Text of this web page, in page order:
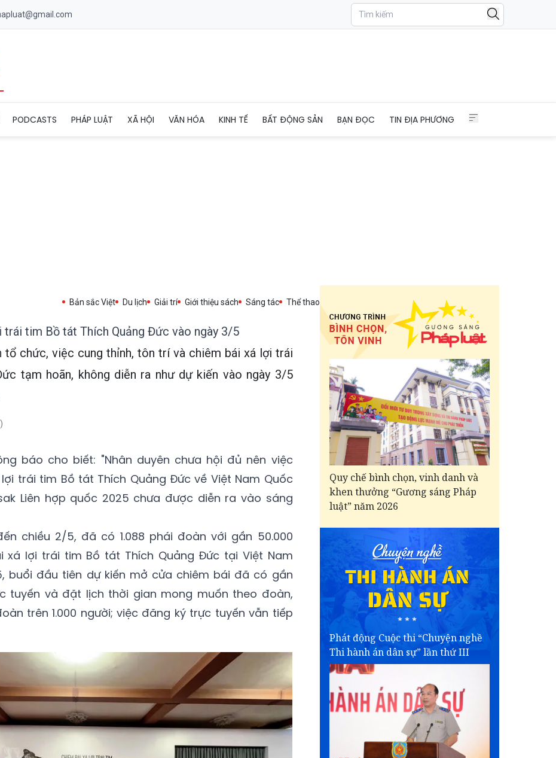
PODCASTS PHÁP LUẬT XÃ HỘI VĂN HÓA KINH TẾ BẤT ĐỘNG SẢN BẠN ĐỌC TIN ĐỊA PHƯƠNG
Bản sắc Việt Du lịch Giải trí Giới thiệu sách Sáng tác Thể thao
trái tim Bồ tát Thích Quảng Đức vào ngày 3/5
tổ chức, việc cung thỉnh, tôn trí và chiêm bái xá lợi trái
tạm hoãn, không diễn ra như dự kiến vào ngày 3/5
báo cho biết: "Nhân duyên chưa hội đủ nên việc
trái tim Bồ tát Thích Quảng Đức về Việt Nam Quốc
Liên hợp quốc 2025 chưa được diễn ra vào sáng
chiều 2/5, đã có 1.088 phái đoàn với gần 50.000
xá lợi trái tim Bồ tát Thích Quảng Đức tại Việt Nam
buổi đầu tiên dự kiến mở cửa chiêm bái đã có gần
tuyến và đặt lịch thời gian mong muốn theo đoàn,
trên 1.000 người; việc đăng ký trực tuyến vẫn tiếp
Quy chế bình chọn, vinh danh và
khen thưởng “Gương sáng Pháp
luật” năm 2026
Phát động Cuộc thi “Chuyện nghề
Thi hành án dân sự” lần thứ III